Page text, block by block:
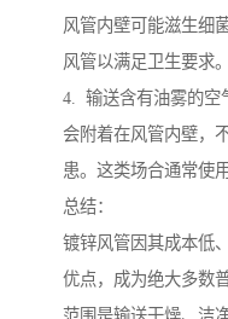
风管内壁可能滋生细
风管以满足卫生要求。
4. 输送含有油雾的空
会附着在风管内壁，
患。这类场合通常使
总结：
镀锌风管因其成本低
优点，成为绝大多数
范围是输送干燥、洁